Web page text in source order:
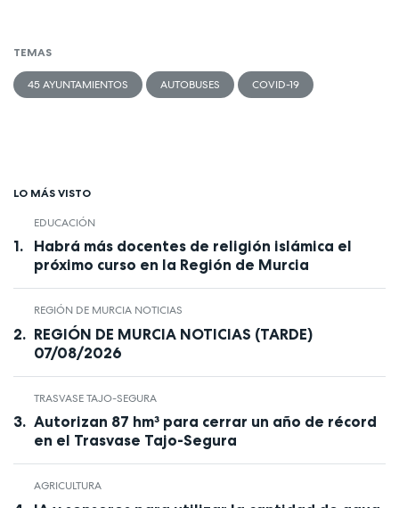
TEMAS
45 AYUNTAMIENTOS AUTOBUSES COVID-19
LO MÁS VISTO
EDUCACIÓN
Habrá más docentes de religión islámica el
próximo curso en la Región de Murcia
REGIÓN DE MURCIA NOTICIAS
REGIÓN DE MURCIA NOTICIAS (TARDE)
07/08/2026
TRASVASE TAJO-SEGURA
Autorizan 87 hm³ para cerrar un año de récord
en el Trasvase Tajo-Segura
AGRICULTURA